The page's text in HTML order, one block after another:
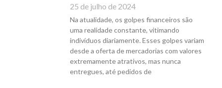
25 de julho de 2024
Na atualidade, os golpes financeiros são
uma realidade constante, vitimando
indivíduos diariamente. Esses golpes variam
desde a oferta de mercadorias com valores
extremamente atrativos, mas nunca
entregues, até pedidos de